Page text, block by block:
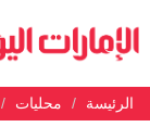
الرئيسة محليات